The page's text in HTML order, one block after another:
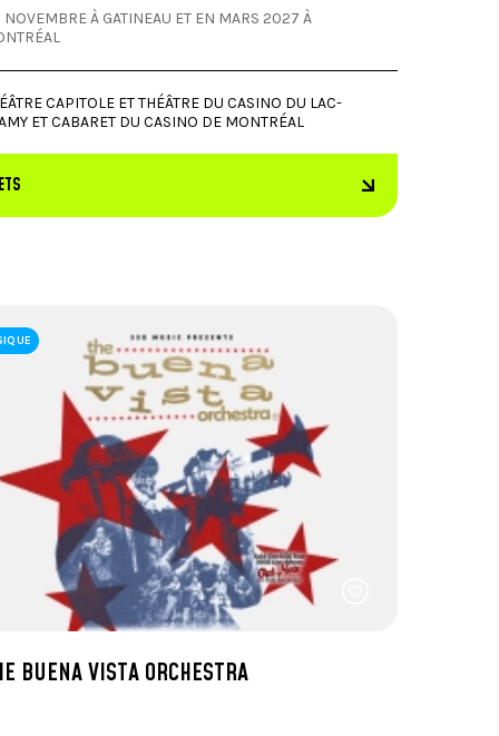
NOVEMBRE À GATINEAU ET EN MARS 2027 À
CAPITOLE ET THÉÂTRE DU CASINO DU LAC-
ET CABARET DU CASINO DE MONTRÉAL
BUENA VISTA ORCHESTRA